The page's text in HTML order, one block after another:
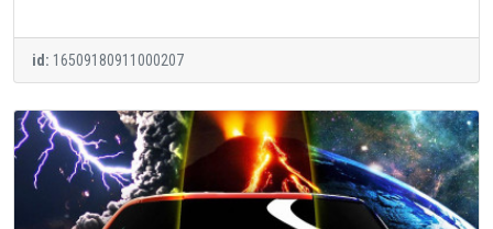
id: 16509180911000207